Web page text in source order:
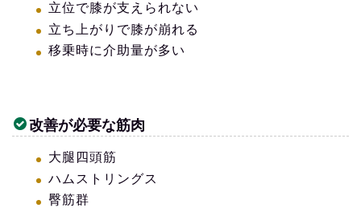
立位で膝が支えられない
立ち上がりで膝が崩れる
移乗時に介助量が多い
改善が必要な筋肉
大腿四頭筋
ハムストリングス
臀筋群